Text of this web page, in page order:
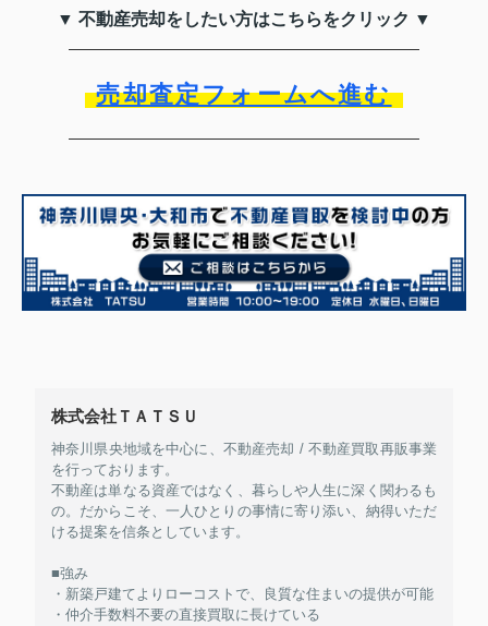
▼ 不動産売却をしたい方はこちらをクリック ▼
売却査定フォームへ進む
株式会社ＴＡＴＳＵ
神奈川県央地域を中心に、不動産売却 / 不動産買取再販事業
を行っております。
不動産は単なる資産ではなく、暮らしや人生に深く関わるも
の。だからこそ、一人ひとりの事情に寄り添い、納得いただ
ける提案を信条としています。
■強み
・新築戸建てよりローコストで、良質な住まいの提供が可能
・仲介手数料不要の直接買取に長けている